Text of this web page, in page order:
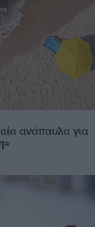
ανάπαυλα για